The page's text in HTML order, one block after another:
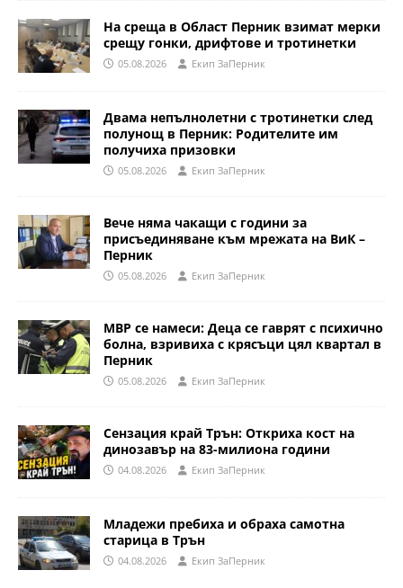
На среща в Област Перник взимат мерки
срещу гонки, дрифтове и тротинетки
05.08.2026 Eкип ЗаПерник
Двама непълнолетни с тротинетки след
полунощ в Перник: Родителите им
получиха призовки
05.08.2026 Eкип ЗаПерник
Вече няма чакащи с години за
присъединяване към мрежата на ВиК –
Перник
05.08.2026 Eкип ЗаПерник
МВР се намеси: Деца се гаврят с психично
болна, взривиха с крясъци цял квартал в
Перник
05.08.2026 Eкип ЗаПерник
Сензация край Трън: Откриха кост на
динозавър на 83-милиона години
04.08.2026 Eкип ЗаПерник
Младежи пребиха и обраха самотна
старица в Трън
04.08.2026 Eкип ЗаПерник